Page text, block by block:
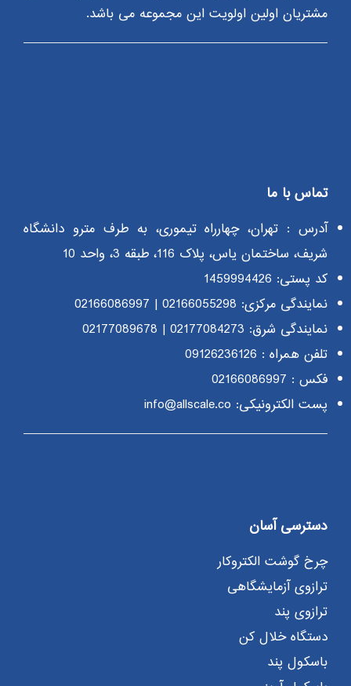
مشتریان اولین اولویت این مجموعه می باشد.
تماس با ما
آدرس : تهران، چهارراه تیموری، به طرف مترو دانشگاه
شریف، ساختمان یاس، پلاک 116، طبقه 3، واحد 10
کد پستی: 1459994426
نمایندگی مرکزی: 02166055298
|
02166086997
نمایندگی شرق: 02177084273
|
02177089678
تلفن همراه : 09126236126
فکس : 02166086997
پست الکترونیکی: info@allscale.co
دسترسی آسان
چرخ گوشت الکتروکار
ترازوی آزمایشگاهی
ترازوی پند
دستگاه خلال کن
باسکول پند